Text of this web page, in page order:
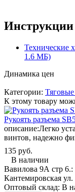
Инструкции
Технические
1.6 МБ)
Динамика цен
Категории:
К этому товару
Рукоять разъема
описание:Легко
винтов, надежно
135 руб.
В наличии
Вавилова 9А стр 6.:
Кантемировская
Оптовый склад: В